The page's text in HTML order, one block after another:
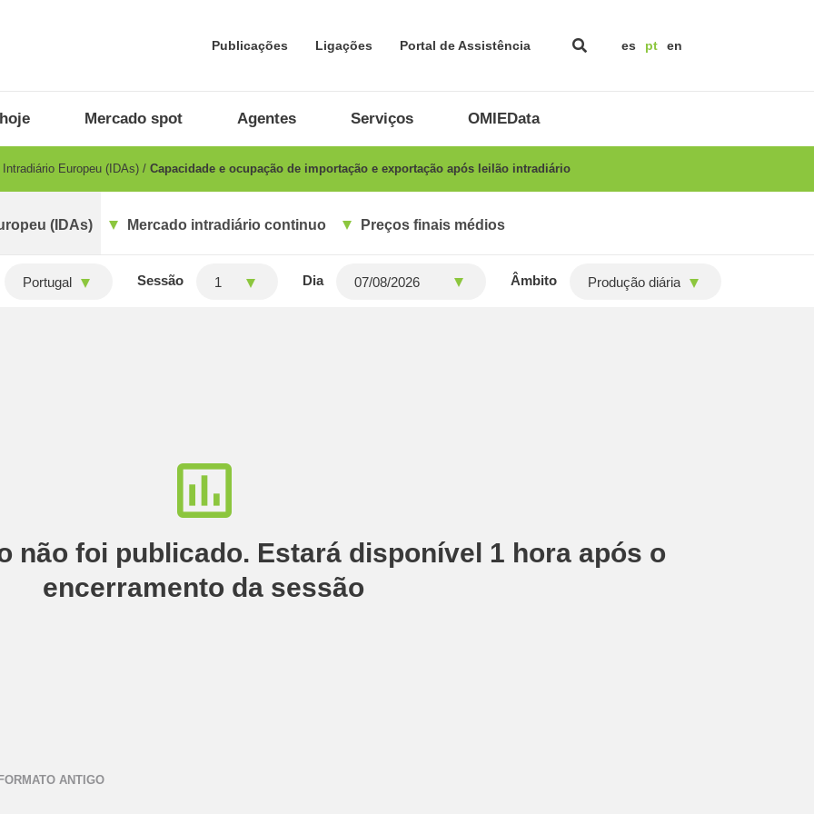
Publicações Ligações Portal de Assistência es pt en
Mercado spot Agentes Serviços OMIEData
Intradiário Europeu (IDAs) Capacidade e ocupação de importação e exportação após leilão intradiário
(IDAs) Mercado intradiário continuo Preços finais médios
Portugal Sessão 1 Dia Âmbito Produção diária
não foi publicado. Estará disponível 1 hora após o
encerramento da sessão
ANTIGO